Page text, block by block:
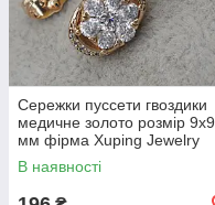
Сережки пуссети гвоздики
медичне золото розмір 9х9
мм фірма Xuping Jewelry
квіточки з кришталевим
камінням
В наявності